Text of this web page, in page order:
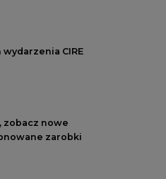
CIRE
zobacz nowe
zarobki